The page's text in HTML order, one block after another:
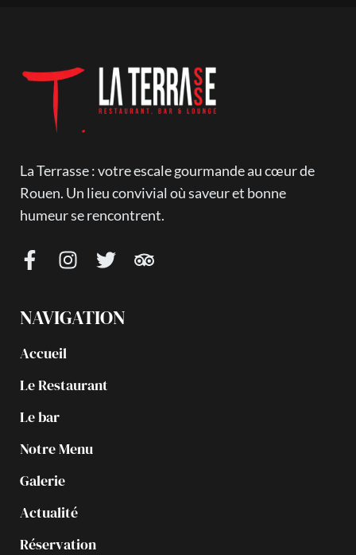
La Terrasse : votre escale gourmande au cœur de
Rouen. Un lieu convivial où saveur et bonne
humeur se rencontrent.
NAVIGATION
Accueil
Le Restaurant
Le bar
Notre Menu
Galerie
Actualité
Réservation